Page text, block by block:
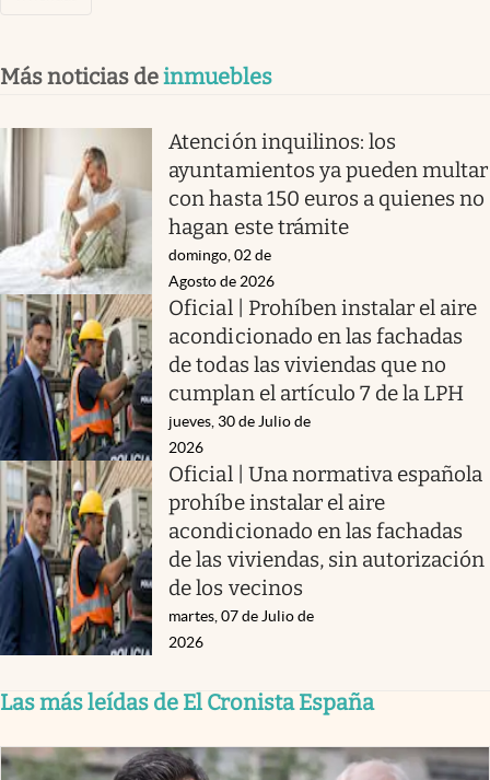
Más noticias deinmuebles
Atención inquilinos: los
ayuntamientos ya pueden multar
con hasta 150 euros a quienes no
hagan este trámite
domingo, 02 de
Agosto de 2026
Oficial | Prohíben instalar el aire
acondicionado en las fachadas
de todas las viviendas que no
cumplan el artículo 7 de la LPH
jueves, 30 de Julio de
2026
Oficial | Una normativa española
prohíbe instalar el aire
acondicionado en las fachadas
de las viviendas, sin autorización
de los vecinos
martes, 07 de Julio de
2026
Las más leídas de El Cronista España